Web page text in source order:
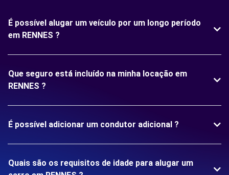
É possível alugar um veículo por um longo período
em RENNES ?
Que seguro está incluído na minha locação em
RENNES ?
É possível adicionar um condutor adicional ?
Quais são os requisitos de idade para alugar um